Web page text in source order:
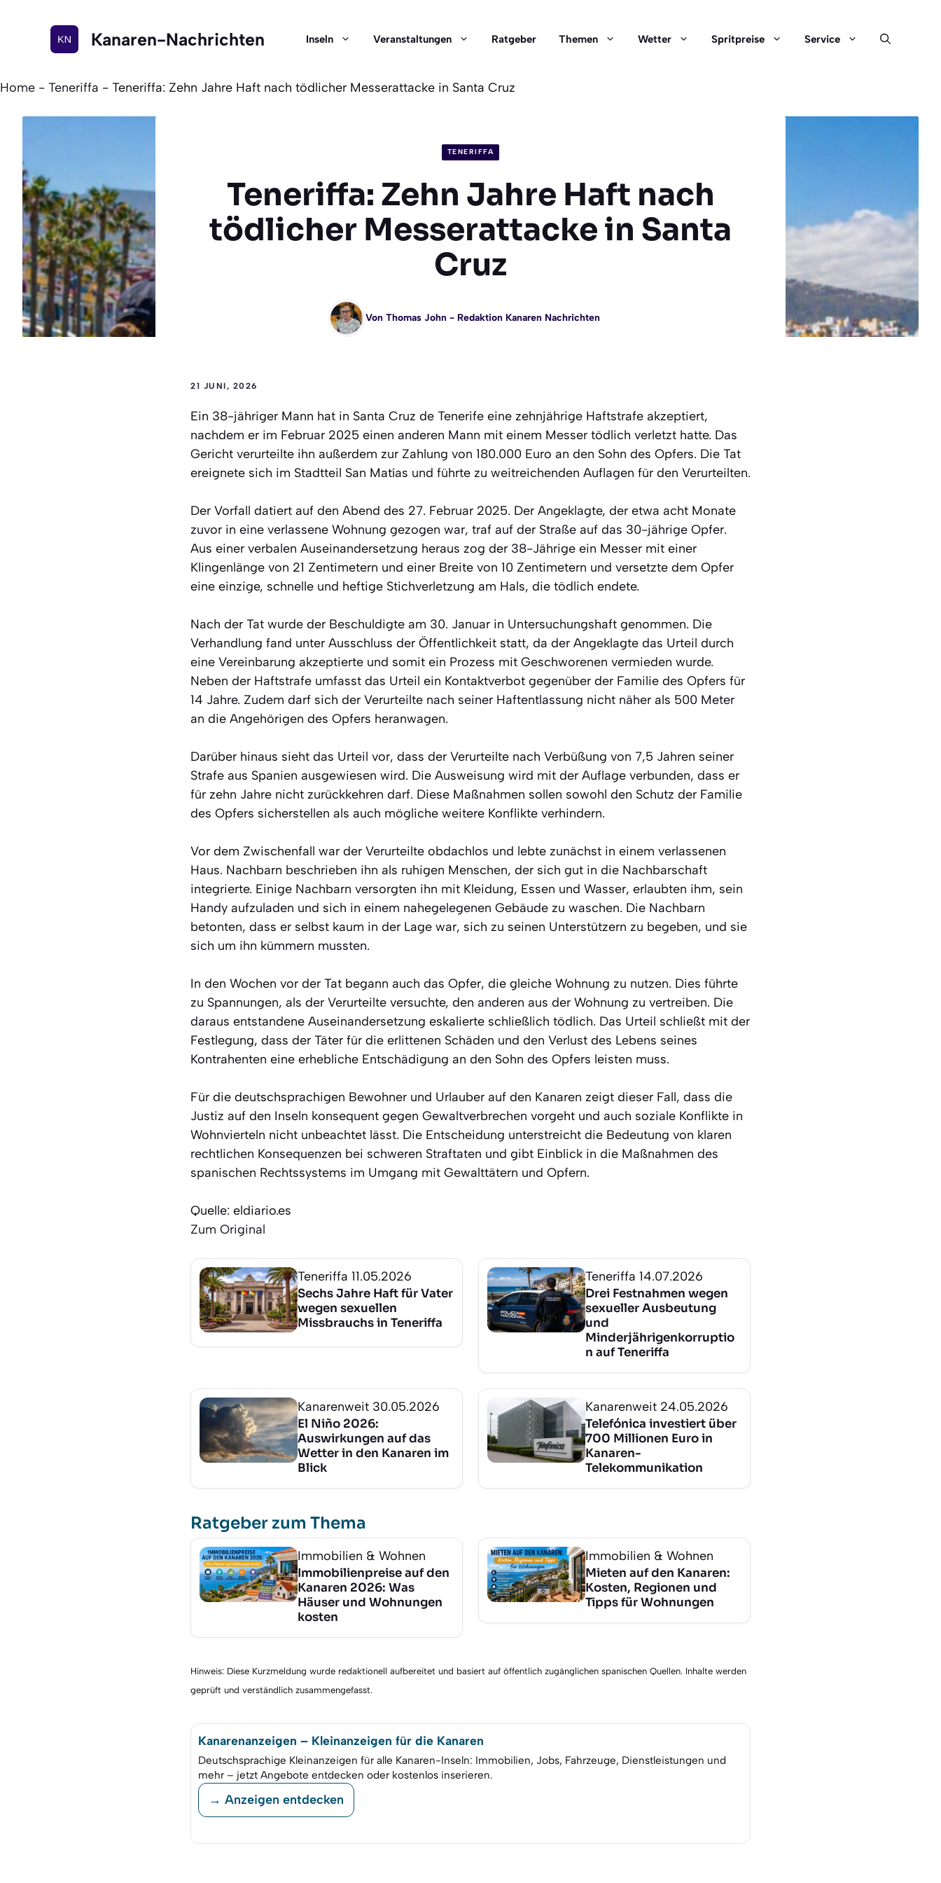
Kanaren-Nachrichten Inseln Veranstaltungen Ratgeber Themen Wetter Spritpreise Service
Home - Teneriffa - Teneriffa: Zehn Jahre Haft nach tödlicher Messerattacke in Santa Cruz
TENERIFFA
Teneriffa: Zehn Jahre Haft nach
tödlicher Messerattacke in Santa
Cruz
Von Thomas John- Redaktion Kanaren Nachrichten
21 JUNI, 2026
Ein 38-jähriger Mann hat in Santa Cruz de Tenerife eine zehnjährige Haftstrafe akzeptiert,
nachdem er im Februar 2025 einen anderen Mann mit einem Messer tödlich verletzt hatte. Das
Gericht verurteilte ihn außerdem zur Zahlung von 180.000 Euro an den Sohn des Opfers. Die Tat
ereignete sich im Stadtteil San Matías und führte zu weitreichenden Auflagen für den Verurteilten.
Der Vorfall datiert auf den Abend des 27. Februar 2025. Der Angeklagte, der etwa acht Monate
zuvor in eine verlassene Wohnung gezogen war, traf auf der Straße auf das 30-jährige Opfer.
Aus einer verbalen Auseinandersetzung heraus zog der 38-Jährige ein Messer mit einer
Klingenlänge von 21 Zentimetern und einer Breite von 10 Zentimetern und versetzte dem Opfer
eine einzige, schnelle und heftige Stichverletzung am Hals, die tödlich endete.
Nach der Tat wurde der Beschuldigte am 30. Januar in Untersuchungshaft genommen. Die
Verhandlung fand unter Ausschluss der Öffentlichkeit statt, da der Angeklagte das Urteil durch
eine Vereinbarung akzeptierte und somit ein Prozess mit Geschworenen vermieden wurde.
Neben der Haftstrafe umfasst das Urteil ein Kontaktverbot gegenüber der Familie des Opfers für
14 Jahre. Zudem darf sich der Verurteilte nach seiner Haftentlassung nicht näher als 500 Meter
an die Angehörigen des Opfers heranwagen.
Darüber hinaus sieht das Urteil vor, dass der Verurteilte nach Verbüßung von 7,5 Jahren seiner
Strafe aus Spanien ausgewiesen wird. Die Ausweisung wird mit der Auflage verbunden, dass er
für zehn Jahre nicht zurückkehren darf. Diese Maßnahmen sollen sowohl den Schutz der Familie
des Opfers sicherstellen als auch mögliche weitere Konflikte verhindern.
Vor dem Zwischenfall war der Verurteilte obdachlos und lebte zunächst in einem verlassenen
Haus. Nachbarn beschrieben ihn als ruhigen Menschen, der sich gut in die Nachbarschaft
integrierte. Einige Nachbarn versorgten ihn mit Kleidung, Essen und Wasser, erlaubten ihm, sein
Handy aufzuladen und sich in einem nahegelegenen Gebäude zu waschen. Die Nachbarn
betonten, dass er selbst kaum in der Lage war, sich zu seinen Unterstützern zu begeben, und sie
sich um ihn kümmern mussten.
In den Wochen vor der Tat begann auch das Opfer, die gleiche Wohnung zu nutzen. Dies führte
zu Spannungen, als der Verurteilte versuchte, den anderen aus der Wohnung zu vertreiben. Die
daraus entstandene Auseinandersetzung eskalierte schließlich tödlich. Das Urteil schließt mit der
Festlegung, dass der Täter für die erlittenen Schäden und den Verlust des Lebens seines
Kontrahenten eine erhebliche Entschädigung an den Sohn des Opfers leisten muss.
Für die deutschsprachigen Bewohner und Urlauber auf den Kanaren zeigt dieser Fall, dass die
Justiz auf den Inseln konsequent gegen Gewaltverbrechen vorgeht und auch soziale Konflikte in
Wohnvierteln nicht unbeachtet lässt. Die Entscheidung unterstreicht die Bedeutung von klaren
rechtlichen Konsequenzen bei schweren Straftaten und gibt Einblick in die Maßnahmen des
spanischen Rechtssystems im Umgang mit Gewalttätern und Opfern.
Quelle: eldiario.es
Zum Original
Teneriffa 11.05.2026
Sechs Jahre Haft für Vater
wegen sexuellen
Missbrauchs in Teneriffa
Teneriffa 14.07.2026
Drei Festnahmen wegen
sexueller Ausbeutung
und
Minderjährigenkorruptio
n auf Teneriffa
Kanarenweit 30.05.2026
El Niño 2026:
Auswirkungen auf das
Wetter in den Kanaren im
Blick
Kanarenweit 24.05.2026
Telefónica investiert über
700 Millionen Euro in
Kanaren-
Telekommunikation
Ratgeber zum Thema
Immobilien & Wohnen
Immobilienpreise auf den
Kanaren 2026: Was
Häuser und Wohnungen
kosten
Immobilien & Wohnen
Mieten auf den Kanaren:
Kosten, Regionen und
Tipps für Wohnungen
Hinweis: Diese Kurzmeldung wurde redaktionell aufbereitet und basiert auf öffentlich zugänglichen spanischen Quellen. Inhalte werden
geprüft und verständlich zusammengefasst.
Kanarenanzeigen – Kleinanzeigen für die Kanaren
Deutschsprachige Kleinanzeigen für alle Kanaren-Inseln: Immobilien, Jobs, Fahrzeuge, Dienstleistungen und
mehr – jetzt Angebote entdecken oder kostenlos inserieren.
→ Anzeigen entdecken